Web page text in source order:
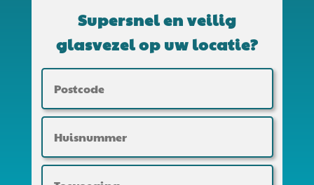
Supersnel en veilig
glasvezel op uw locatie?